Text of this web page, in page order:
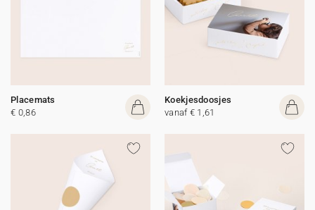
Placemats
€ 0,86
Koekjesdoosjes
vanaf € 1,61